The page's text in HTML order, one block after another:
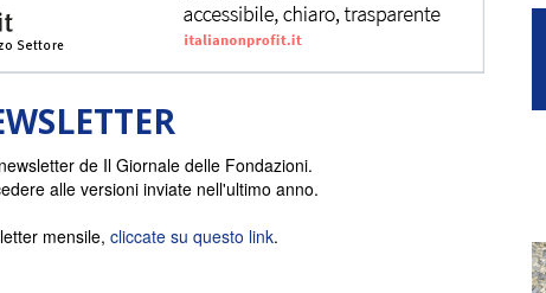
de Il Giornale delle Fondazioni.
alle versioni inviate nell'ultimo anno.
mensile, cliccate su questo link.